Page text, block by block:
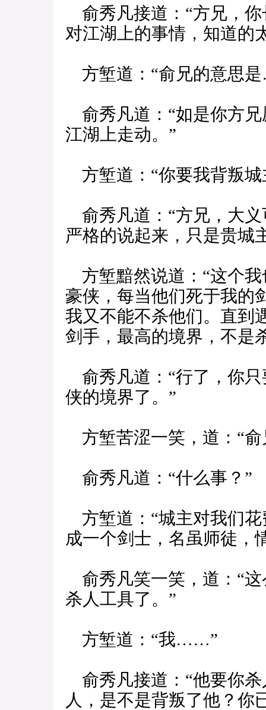
俞秀凡接道：“方兄，
对江湖上的事情，知道的
方堑道：“俞兄的意思
俞秀凡道：“如是你方
江湖上走动。”
方堑道：“你要我背叛城
俞秀凡道：“方兄，大
严格的说起来，只是贵城
方堑黯然说道：“这个
豪侠，每当他们死于我的
我又不能不杀他们。直到
剑手，最高的境界，不是
俞秀凡道：“行了，你
侠的境界了。”
方堑苦涩一笑，道：“俞
俞秀凡道：“什么事？”
方堑道：“城主对我们
成一个剑士，名虽师徒，
俞秀凡笑一笑，道：“
杀人工具了。”
方堑道：“我……”
俞秀凡接道：“他要你
人，是不是背叛了他？你